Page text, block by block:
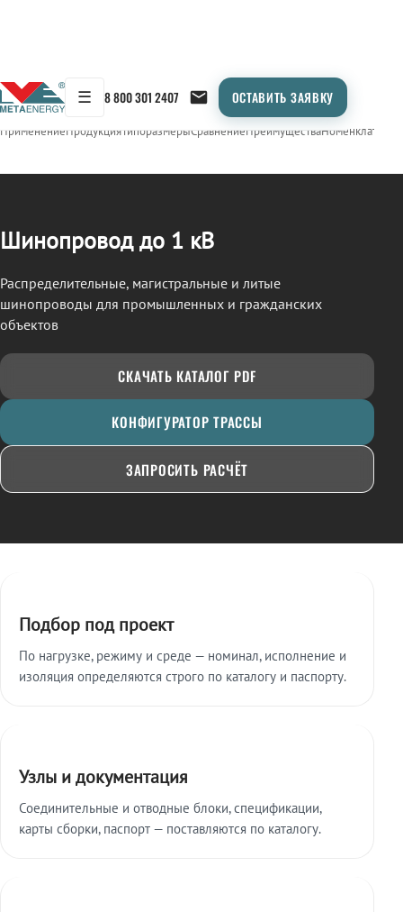
☰ 8 800 301 2407 ОСТАВИТЬ ЗАЯВКУ
← Продукция/ШИНОПРОВОД
ПрименениеПродукцияТипоразмерыСравнениеПреимуществаНоменклатура
Шинопровод до 1 кВ
Распределительные, магистральные и литые
шинопроводы для промышленных и гражданских
объектов
СКАЧАТЬ КАТАЛОГ PDF
КОНФИГУРАТОР ТРАССЫ
ЗАПРОСИТЬ РАСЧЁТ
Подбор под проект
По нагрузке, режиму и среде — номинал, исполнение и
изоляция определяются строго по каталогу и паспорту.
Узлы и документация
Соединительные и отводные блоки, спецификации,
карты сборки, паспорт — поставляются по каталогу.